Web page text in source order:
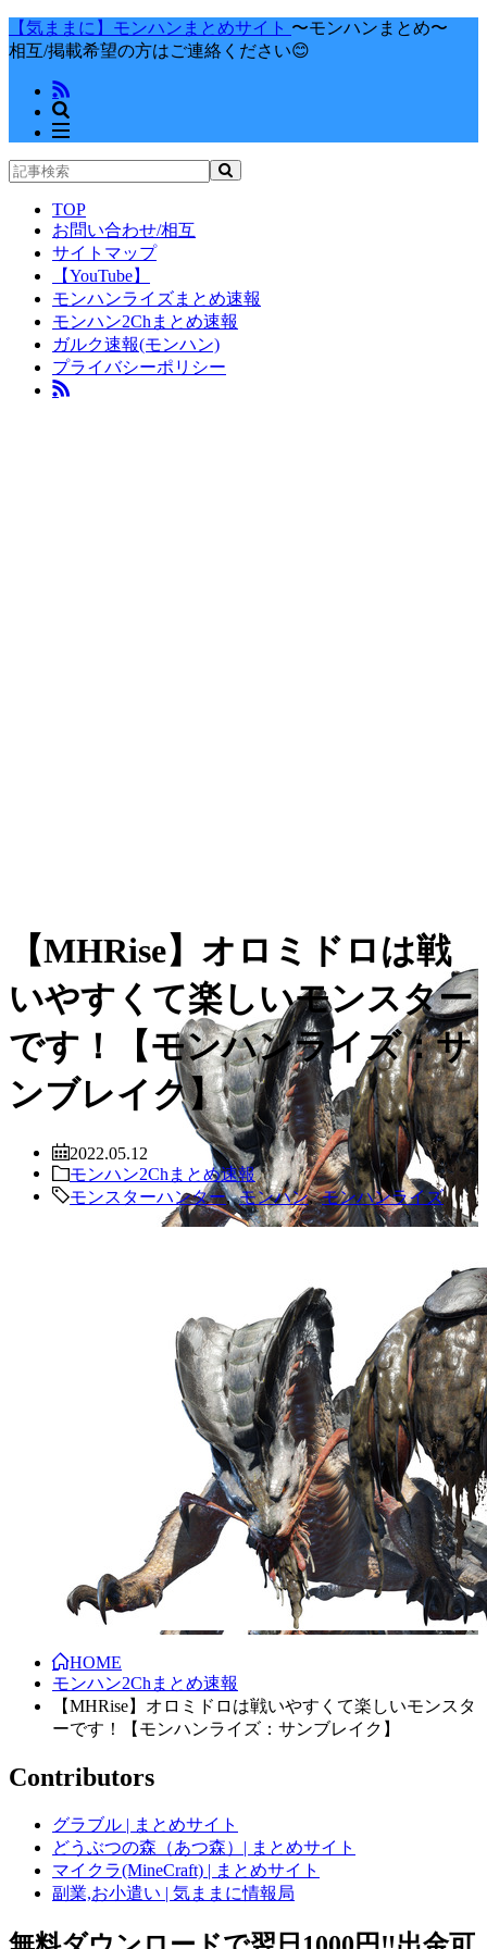
【気ままに】モンハンまとめサイト 〜モンハンまとめ〜
相互/掲載希望の方はご連絡ください😊
TOP
お問い合わせ/相互
サイトマップ
【YouTube】
モンハンライズまとめ速報
モンハン2Chまとめ速報
ガルク速報(モンハン)
プライバシーポリシー
【MHRise】オロミドロは戦
いやすくて楽しいモンスター
です！【モンハンライズ：サ
ンブレイク】
2022.05.12
モンハン2Chまとめ速報
モンスターハンター,モンハン,モンハンライズ
HOME
モンハン2Chまとめ速報
【MHRise】オロミドロは戦いやすくて楽しいモンスタ
ーです！【モンハンライズ：サンブレイク】
Contributors
グラブル | まとめサイト
どうぶつの森（あつ森）| まとめサイト
マイクラ(MineCraft) | まとめサイト
副業,お小遣い | 気ままに情報局